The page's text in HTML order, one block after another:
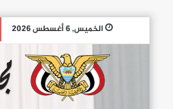
الخميس, 6 أغسطس 2026